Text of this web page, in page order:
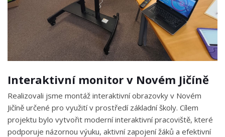
Interaktivní monitor v Novém Jičíně
Realizovali jsme montáž interaktivní obrazovky v Novém
Jičíně určené pro využití v prostředí základní školy. Cílem
projektu bylo vytvořit moderní interaktivní pracoviště, které
podporuje názornou výuku, aktivní zapojení žáků a efektivní